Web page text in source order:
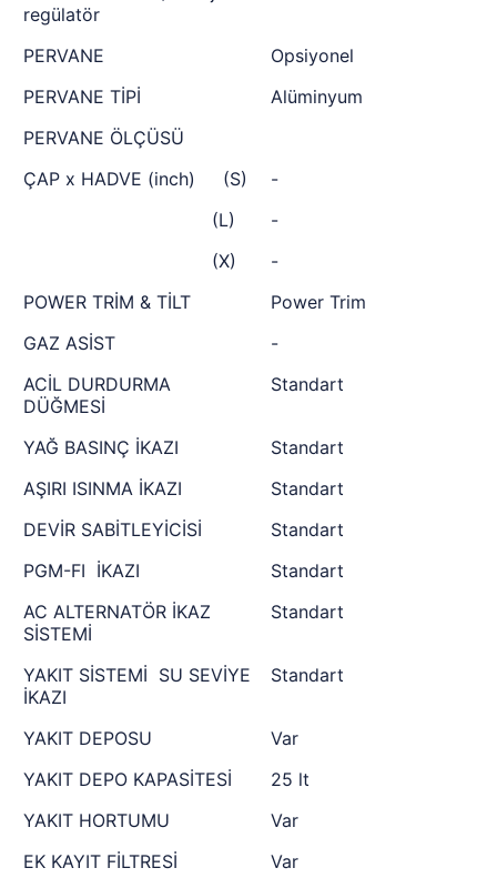
regülatör
PERVANE
Opsiyonel
PERVANE TİPİ
Alüminyum
PERVANE ÖLÇÜSÜ
ÇAP x HADVE (inch) (S)
-
(L)
-
(X)
-
POWER TRİM & TİLT
Power Trim
GAZ ASİST
-
ACİL DURDURMA
DÜĞMESİ
Standart
YAĞ BASINÇ İKAZI
Standart
AŞIRI ISINMA İKAZI
Standart
DEVİR SABİTLEYİCİSİ
Standart
PGM-FI İKAZI
Standart
AC ALTERNATÖR İKAZ
SİSTEMİ
Standart
YAKIT SİSTEMİ SU SEVİYE
İKAZI
Standart
YAKIT DEPOSU
Var
YAKIT DEPO KAPASİTESİ
25 lt
YAKIT HORTUMU
Var
EK KAYIT FİLTRESİ
Var